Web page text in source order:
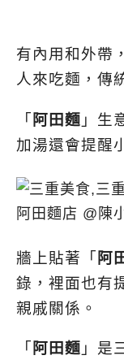
有內用和外帶
人來吃麵，傳
「 阿田麵 」生
加湯還會提醒
牆上貼著「 阿
錄，裡面也有
親戚關係。
「 阿田麵 」是